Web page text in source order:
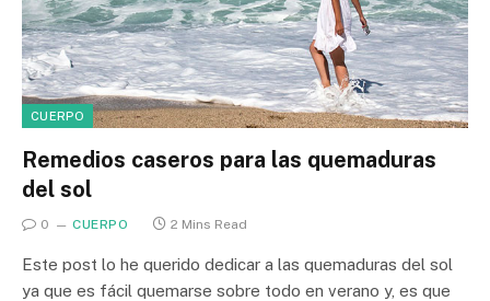
CUERPO
Remedios caseros para las quemaduras
del sol
0 CUERPO 2 Mins Read
Este post lo he querido dedicar a las quemaduras del sol
ya que es fácil quemarse sobre todo en verano y, es que